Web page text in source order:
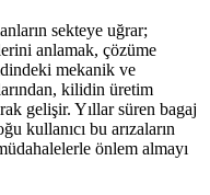
sekteye uğrar;
anlamak, çözüme
mekanik ve
kilidin üretim
gelişir. Yıllar süren bagaj
kullanıcı bu arızaların
önlem almayı